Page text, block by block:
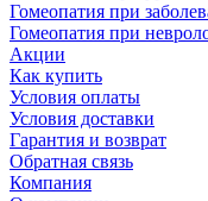
Гомеопатия при
Гомеопатия при
Акции
Как купить
Условия оплаты
Условия доставки
Гарантия и возврат
Обратная связь
Компания